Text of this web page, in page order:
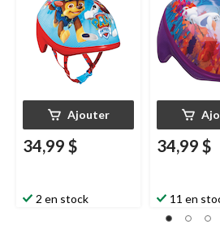
ans
Ajouter
34,99 $
2 en stock
34,99 $
11 en